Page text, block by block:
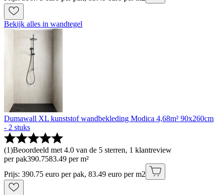
Bekijk alles in wandtegel
Dumawall XL kunststof wandbekleding Modica 4,68m² 90x260cm
- 2 stuks
(1)Beoordeeld met 4.0 van de 5 sterren, 1 klantreview
per pak390.7583.49 per m²
Prijs: 390.75 euro per pak, 83.49 euro per m2